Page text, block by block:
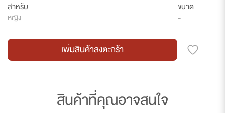
สำหรับ
หญิง
ขนาด
-
เพิ่มสินค้าลงตะกร้า
สินค้าที่คุณอาจสนใจ